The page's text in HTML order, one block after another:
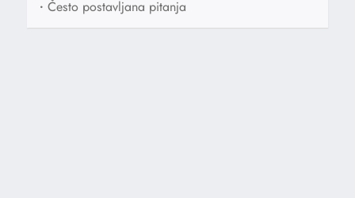
• Često postavljana pitanja